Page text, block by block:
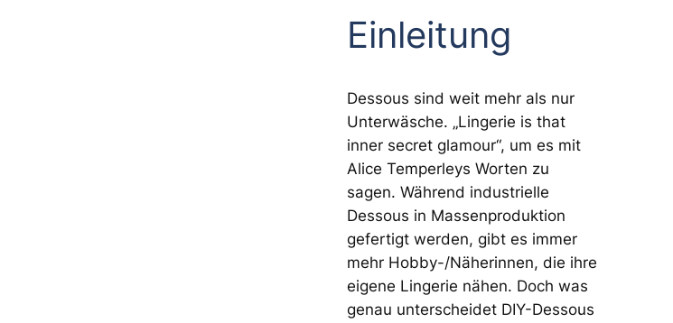
Einleitung
Dessous sind weit mehr als nur
Unterwäsche. „Lingerie is that
inner secret glamour“, um es mit
Alice Temperleys Worten zu
sagen. Während industrielle
Dessous in Massenproduktion
gefertigt werden, gibt es immer
mehr Hobby-/Näherinnen, die ihre
eigene Lingerie nähen. Doch was
genau unterscheidet DIY-Dessous